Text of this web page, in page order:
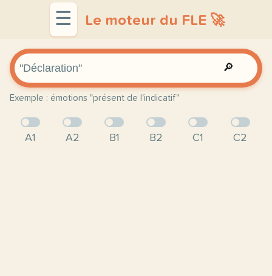
☰ Le moteur du FLE 🚀
🔎
Exemple : émotions "présent de l'indicatif"
A1 A2 B1 B2 C1 C2